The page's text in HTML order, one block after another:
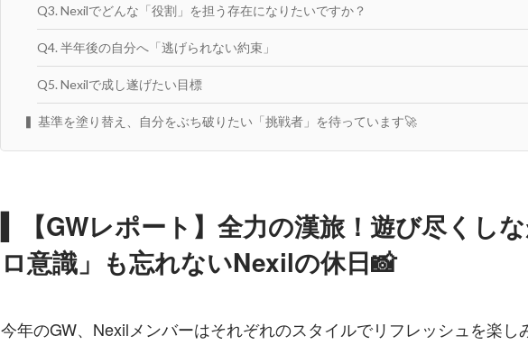
Q3. Nexilでどんな「役割」を担う存在になりたいですか？
Q4. 半年後の自分へ「逃げられない約束」
Q5. Nexilで成し遂げたい目標
▍ 基準を塗り替え、自分をぶち破りたい「挑戦者」を待っています🚀
▍【GWレポート】全力の漢旅！遊び尽くし
ロ意識」も忘れないNexilの休日📸
今年のGW、Nexilメンバーはそれぞれのスタイルでリフレッシュを楽し